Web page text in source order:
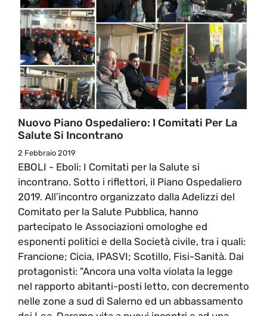
Nuovo Piano Ospedaliero: I Comitati Per La
Salute Si Incontrano
2 Febbraio 2019
EBOLI - Eboli: I Comitati per la Salute si
incontrano. Sotto i riflettori, il Piano Ospedaliero
2019. All’incontro organizzato dalla Adelizzi del
Comitato per la Salute Pubblica, hanno
partecipato le Associazioni omologhe ed
esponenti politici e della Società civile, tra i quali:
Francione; Cicia, IPASVI; Scotillo, Fisi-Sanità. Dai
protagonisti: "Ancora una volta violata la legge
nel rapporto abitanti-posti letto, con decremento
nelle zone a sud di Salerno ed un abbassamento